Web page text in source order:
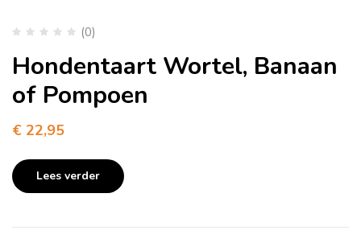
(0)
Hondentaart Wortel, Banaan
of Pompoen
€ 22,95
Lees verder